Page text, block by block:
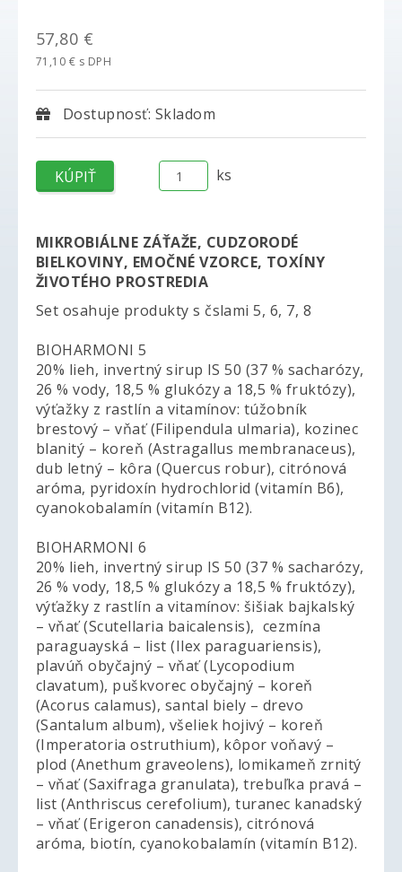
57,80 €
71,10 € s DPH
Dostupnosť: Skladom
ks
MIKROBIÁLNE ZÁŤAŽE, CUDZORODÉ
BIELKOVINY, EMOČNÉ VZORCE, TOXÍNY
ŽIVOTÉHO PROSTREDIA
Set osahuje produkty s čslami 5, 6, 7, 8
BIOHARMONI 5
20% lieh, invertný sirup IS 50 (37 % sacharózy,
26 % vody, 18,5 % glukózy a 18,5 % fruktózy),
výťažky z rastlín a vitamínov: túžobník
brestový – vňať (Filipendula ulmaria), kozinec
blanitý – koreň (Astragallus membranaceus),
dub letný – kôra (Quercus robur), citrónová
aróma, pyridoxín hydrochlorid (vitamín B6),
cyanokobalamín (vitamín B12).
BIOHARMONI 6
20% lieh, invertný sirup IS 50 (37 % sacharózy,
26 % vody, 18,5 % glukózy a 18,5 % fruktózy),
výťažky z rastlín a vitamínov: šišiak bajkalský
– vňať (Scutellaria baicalensis), cezmína
paraguayská – list (Ilex paraguariensis),
plavúň obyčajný – vňať (Lycopodium
clavatum), puškvorec obyčajný – koreň
(Acorus calamus), santal biely – drevo
(Santalum album), všeliek hojivý – koreň
(Imperatoria ostruthium), kôpor voňavý –
plod (Anethum graveolens), lomikameň zrnitý
– vňať (Saxifraga granulata), trebuľka pravá –
list (Anthriscus cerefolium), turanec kanadský
– vňať (Erigeron canadensis), citrónová
aróma, biotín, cyanokobalamín (vitamín B12).